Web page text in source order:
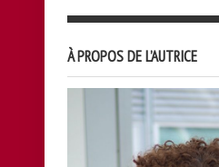
À PROPOS DE L’AUTRICE